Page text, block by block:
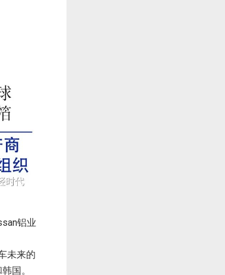
铝业
未来的
国。